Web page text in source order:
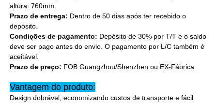
altura: 760mm.
Prazo de entrega: Dentro de 50 dias após ter recebido o
depósito.
Condições de pagamento: Depósito de 30% por T/T e o saldo
deve ser pago antes do envio. O pagamento por L/C também é
aceitável.
Prazo de preço: FOB Guangzhou/Shenzhen ou EX-Fábrica
Vantagem do produto:
Design dobrável, economizando custos de transporte e fácil